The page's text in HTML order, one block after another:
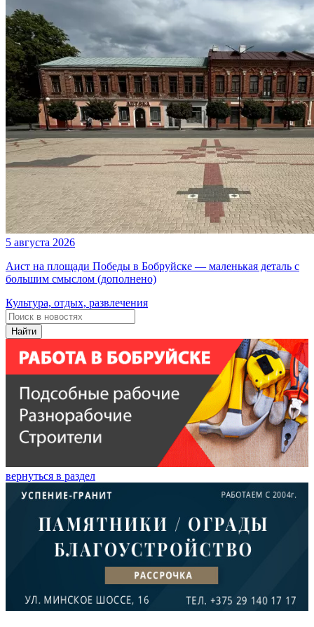
5 августа 2026
Аист на площади Победы в Бобруйске — маленькая деталь с
большим смыслом (дополнено)
Культура, отдых, развлечения
Найти
вернуться в раздел